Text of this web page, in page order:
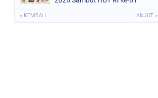
« KEMBALI LANJUT »